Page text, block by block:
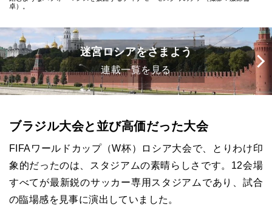
卓）。
迷宮ロシアをさまよう
連載一覧を見る
ブラジル大会と並び高価だった大会
FIFAワールドカップ（W杯）ロシア大会で、とりわけ印
象的だったのは、スタジアムの素晴らしさです。 12会場
すべてが最新鋭のサッカー専用スタジアムであり、試合
の臨場感を見事に演出していました。